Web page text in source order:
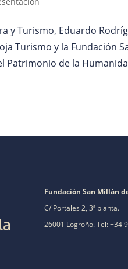
y Turismo, Eduardo
Turismo y la Fundación
Patrimonio de la
Fundación San Millán
C/ Portales 2, 3ª planta.
26001 Logroño. Tel: +34